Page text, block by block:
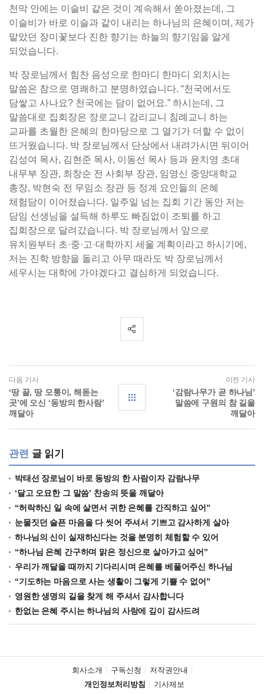
천막 안에는 이슬비 같은 것이 계속해서 쏟아졌는데, 그
이슬비가 바로 이슬과 같이 내리는 하나님의 은혜이며, 제가
맡았던 장미꽃보다 진한 향기는 하늘의 향기임을 알게
되었습니다.
박 장로님께서 힘찬 음성으로 한마디 한마디 외치시는
말씀은 참으로 명쾌하고 분명하였습니다. “천국에서도
담쌓고 사나요? 천국에는 담이 없어요.” 하시는데, 그
말씀대로 집회장은 장로교니 감리교니 침례교니 하는
교파를 초월한 은혜의 한마당으로 그 열기가 더할 수 없이
뜨거웠습니다. 박 장로님께서 단상에서 내려가시면 뒤이어
김성여 목사, 김현준 목사, 이동선 목사 등과 윤치영 초대
내무부 장관, 최창순 전 사회부 장관, 임영신 중앙대학교
총장, 박현숙 전 무임소 장관 등 정계 요인들의 은혜
체험담이 이어졌습니다. 일주일 넘는 집회 기간 동안 저는
담임 선생님을 설득해 하루도 빠짐없이 조퇴를 하고
집회장으로 달려갔습니다. 박 장로님께서 앞으로
유치원부터 초·중·고·대학까지 세울 계획이라고 하시기에,
저는 진학 방향을 돌리고 아무 때라도 박 장로님께서
세우시는 대학에 가야겠다고 결심하게 되었습니다.
다음 기사
‘땅 끝, 땅 모퉁이, 해돋는
곳’에 오신 ‘동방의 한사람’
깨달아
이전 기사
‘감람나무가 곧 하나님’
말씀에 구원의 참 길을
깨달아
관련 글 읽기
박태선 장로님이 바로 동방의 한 사람이자 감람나무
‘달고 오묘한 그 말씀’ 찬송의 뜻을 깨달아
“허락하신 일 속에 살면서 귀한 은혜를 간직하고 싶어”
눈물짓던 슬픈 마음을 다 씻어 주셔서 기쁘고 감사하게 살아
하나님의 신이 실재하신다는 것을 분명히 체험할 수 있어
“하나님 은혜 간구하며 맑은 정신으로 살아가고 싶어”
우리가 깨달을 때까지 기다리시며 은혜를 베풀어주신 하나님
“기도하는 마음으로 사는 생활이 그렇게 기쁠 수 없어”
영원한 생명의 길을 찾게 해 주셔서 감사합니다
한없는 은혜 주시는 하나님의 사랑에 깊이 감사드려
회사소개 구독신청
저작권안내
개인정보처리방침
기사제보